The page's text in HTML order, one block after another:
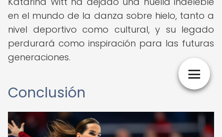
en el mundo de la danza sobre hielo, tanto a
nivel deportivo como cultural, y su legado
perdurará como inspiración para las futuras
generaciones.
Conclusión